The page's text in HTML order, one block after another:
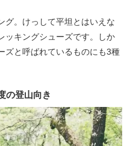
グ。けっして平坦とはいえな
ッキングシューズです。しか
ズと呼ばれているものにも3種
の登山向き